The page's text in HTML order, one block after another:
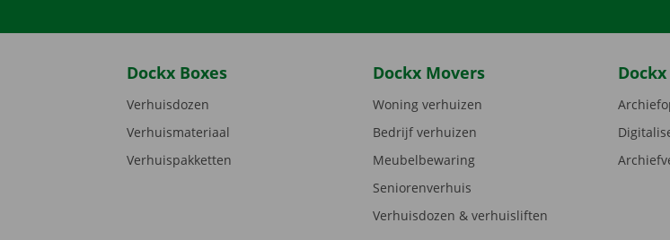
Dockx Boxes
Verhuisdozen
Verhuismateriaal
Verhuispakketten
Dockx Movers
Woning verhuizen
Bedrijf verhuizen
Meubelbewaring
Seniorenverhuis
Verhuisdozen & verhuisliften